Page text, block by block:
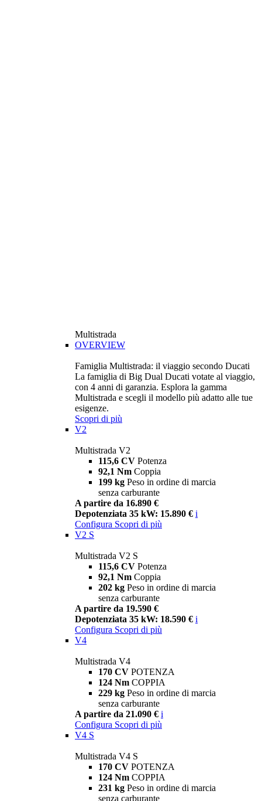
Multistrada
OVERVIEW
Famiglia Multistrada: il viaggio secondo Ducati
La famiglia di Big Dual Ducati votate al viaggio,
con 4 anni di garanzia. Esplora la gamma
Multistrada e scegli il modello più adatto alle tue
esigenze.
Scopri di più
V2
Multistrada V2
115,6 CV Potenza
92,1 Nm Coppia
199 kg Peso in ordine di marcia
senza carburante
A partire da 16.890 €
Depotenziata 35 kW: 15.890 € i
Configura Scopri di più
V2 S
Multistrada V2 S
115,6 CV Potenza
92,1 Nm Coppia
202 kg Peso in ordine di marcia
senza carburante
A partire da 19.590 €
Depotenziata 35 kW: 18.590 € i
Configura Scopri di più
V4
Multistrada V4
170 CV POTENZA
124 Nm COPPIA
229 kg Peso in ordine di marcia
senza carburante
A partire da 21.090 € i
Configura Scopri di più
V4 S
Multistrada V4 S
170 CV POTENZA
124 Nm COPPIA
231 kg Peso in ordine di marcia
senza carburante